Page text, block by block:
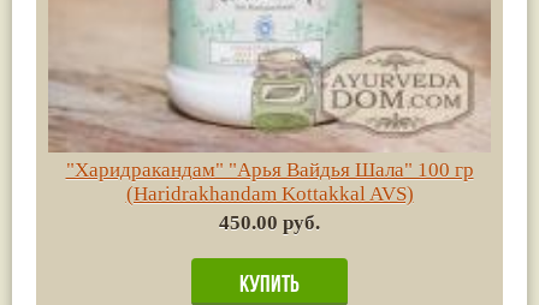
"Харидракандам" "Арья Вайдья Шала" 100 гр
(Haridrakhandam Kottakkal AVS)
450.00 руб.